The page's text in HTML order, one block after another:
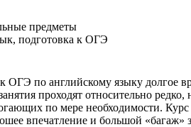
предметы
подготовка к ОГЭ
по английскому языку долгое
проходят относительно
по мере необходимости. Курс
впечатление и большой «багаж»